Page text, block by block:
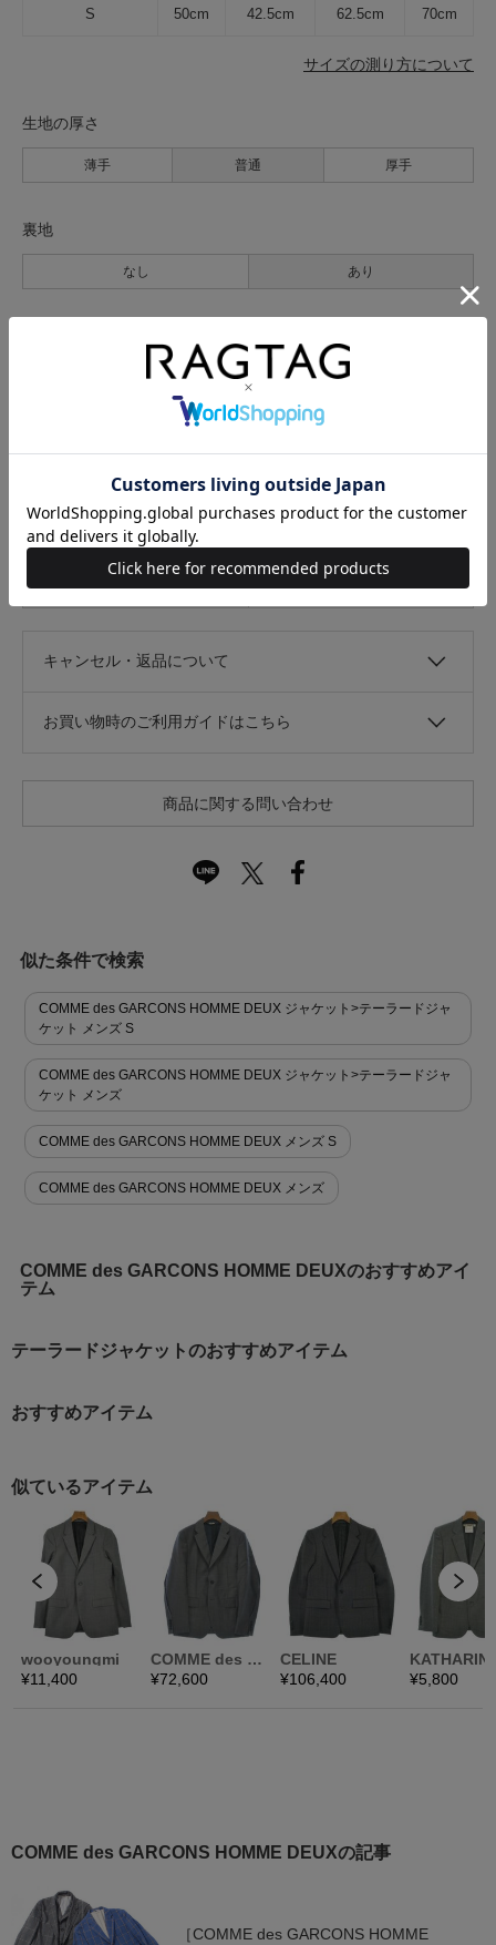
S 50cm 42.5cm 62.5cm 70cm
サイズの測り方について
生地の厚さ
薄手 普通 厚手
裏地
なし あり
なし あり
なし あり
光沢
なし あり
キャンセル・返品について
お買い物時のご利用ガイドはこちら
商品に関する問い合わせ
似た条件で検索
COMME des GARCONS HOMME DEUX ジャケット>テーラードジャ
ケット メンズ S
COMME des GARCONS HOMME DEUX ジャケット>テーラードジャ
ケット メンズ
COMME des GARCONS HOMME DEUX メンズ S
COMME des GARCONS HOMME DEUX メンズ
COMME des GARCONS HOMME DEUXのおすすめアイ
テム
テーラードジャケットのおすすめアイテム
おすすめアイテム
COMME des GARCONS HOMME DEUXの記事
［COMME des GARCONS HOMME